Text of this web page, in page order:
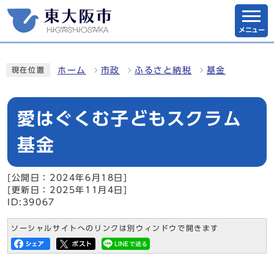
メニュー
現在位置 ホーム 市政 ふるさと納税 基金
愛はぐくむ子どもスクラム
基金
[公開日：2024年6月18日]
[更新日：2025年11月4日]
ID:39067
ソーシャルサイトへのリンクは別ウィンドウで開きます